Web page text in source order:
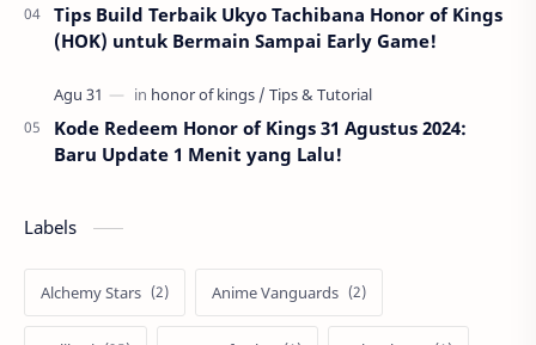
Tips Build Terbaik Ukyo Tachibana Honor of Kings
(HOK) untuk Bermain Sampai Early Game!
Kode Redeem Honor of Kings 31 Agustus 2024:
Baru Update 1 Menit yang Lalu!
Labels
Alchemy Stars Anime Vanguards